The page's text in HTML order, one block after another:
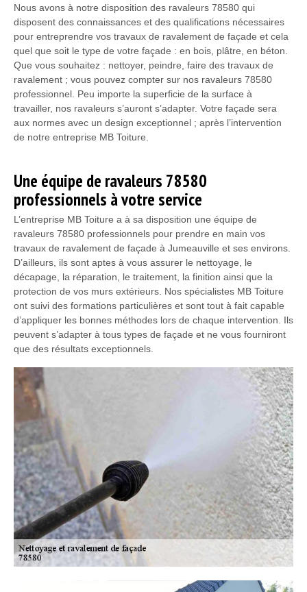
Nous avons à notre disposition des ravaleurs 78580 qui
disposent des connaissances et des qualifications nécessaires
pour entreprendre vos travaux de ravalement de façade et cela
quel que soit le type de votre façade : en bois, plâtre, en béton.
Que vous souhaitez : nettoyer, peindre, faire des travaux de
ravalement ; vous pouvez compter sur nos ravaleurs 78580
professionnel. Peu importe la superficie de la surface à
travailler, nos ravaleurs s’auront s’adapter. Votre façade sera
aux normes avec un design exceptionnel ; après l’intervention
de notre entreprise MB Toiture.
Une équipe de ravaleurs 78580
professionnels à votre service
L’entreprise MB Toiture a à sa disposition une équipe de
ravaleurs 78580 professionnels pour prendre en main vos
travaux de ravalement de façade à Jumeauville et ses environs.
D’ailleurs, ils sont aptes à vous assurer le nettoyage, le
décapage, la réparation, le traitement, la finition ainsi que la
protection de vos murs extérieurs. Nos spécialistes MB Toiture
ont suivi des formations particulières et sont tout à fait capable
d’appliquer les bonnes méthodes lors de chaque intervention. Ils
peuvent s’adapter à tous types de façade et ne vous fourniront
que des résultats exceptionnels.